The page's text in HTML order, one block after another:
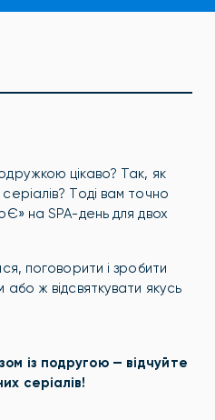
цікаво? Так, як
Тоді вам точно
на SPA-день для двох
поговорити і зробити
ж відсвяткувати якусь
із подругою — відчуйте
серіалів!